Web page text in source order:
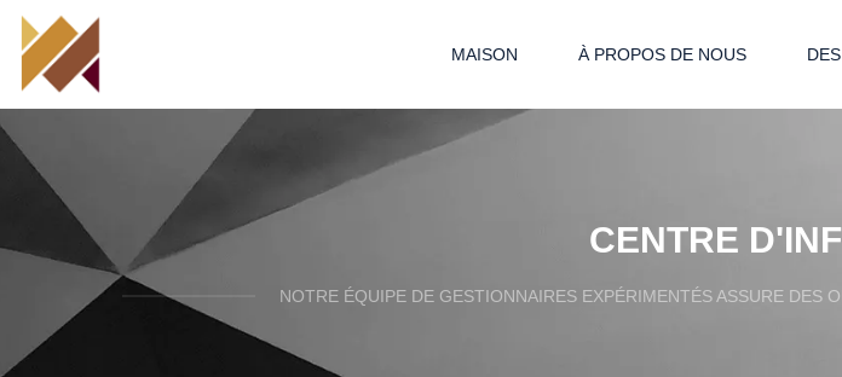
MAISON À PROPOS DE NOUS
CENTRE
NOTRE ÉQUIPE DE GESTIONNAIRES EXPÉRIMENTÉS ASSURE DES